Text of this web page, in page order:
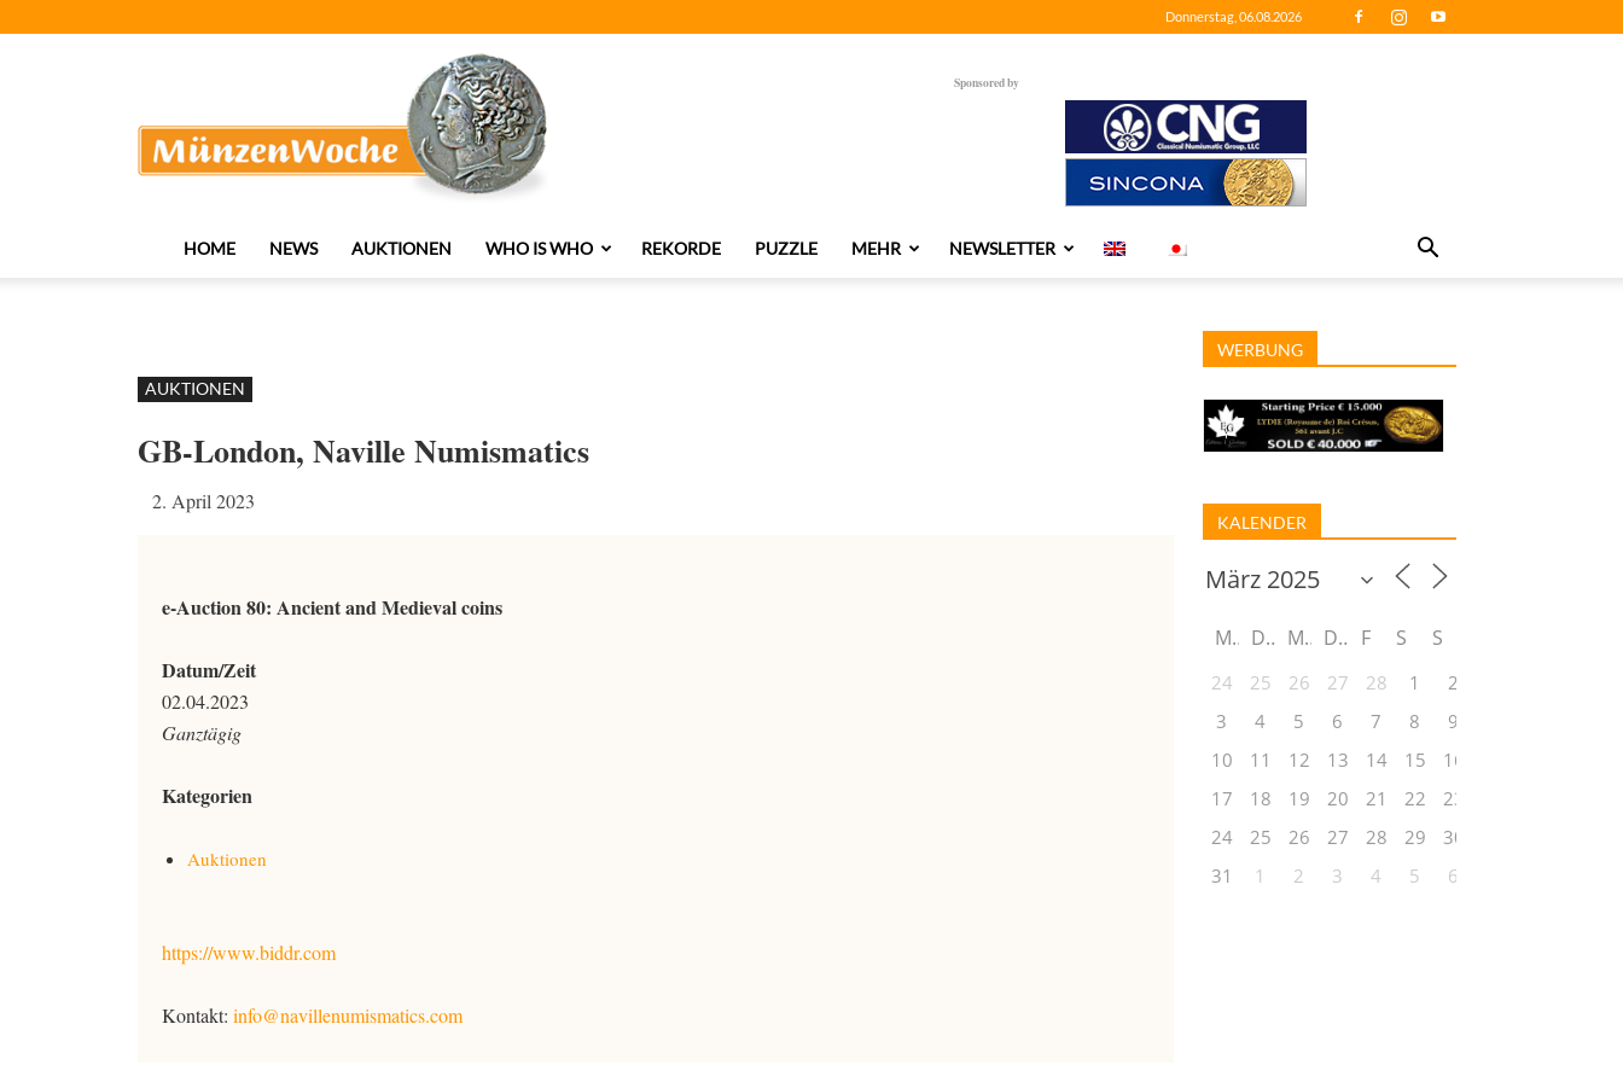
Donnerstag, 06.08.2026
Sponsored by
HOME NEWS AUKTIONEN WHO IS WHO REKORDE PUZZLE MEHR NEWSLETTER
AUKTIONEN
GB-London, Naville Numismatics
2. April 2023
e-Auction 80: Ancient and Medieval coins
Datum/Zeit
02.04.2023
Ganztägig
Kategorien
Auktionen
https://www.biddr.com
Kontakt: info@navillenumismatics.com
WERBUNG
KALENDER
M D M D F S S
24 25 26 27 28 1
2
3
4 5 6 7 8
9
10
11 12 13 14 15
16
17
18 19 20 21 22
23
24
25 26 27 28 29
30
31
1 2 3 4 5 6